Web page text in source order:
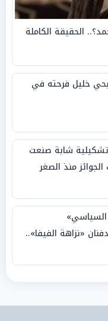
الحقيقة الكاملة
خليل فرحته في
تشكيلية شابة صنعت
منذ الصغر
السياسي»
«نزاهة الفيفا»..